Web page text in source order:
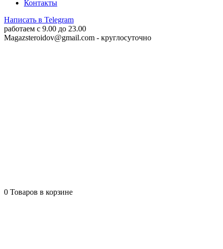
Контакты
Написать в Telegram
работаем c 9.00 до 23.00
Magazsteroidov@gmail.com - круглосуточно
0 Товаров в корзине